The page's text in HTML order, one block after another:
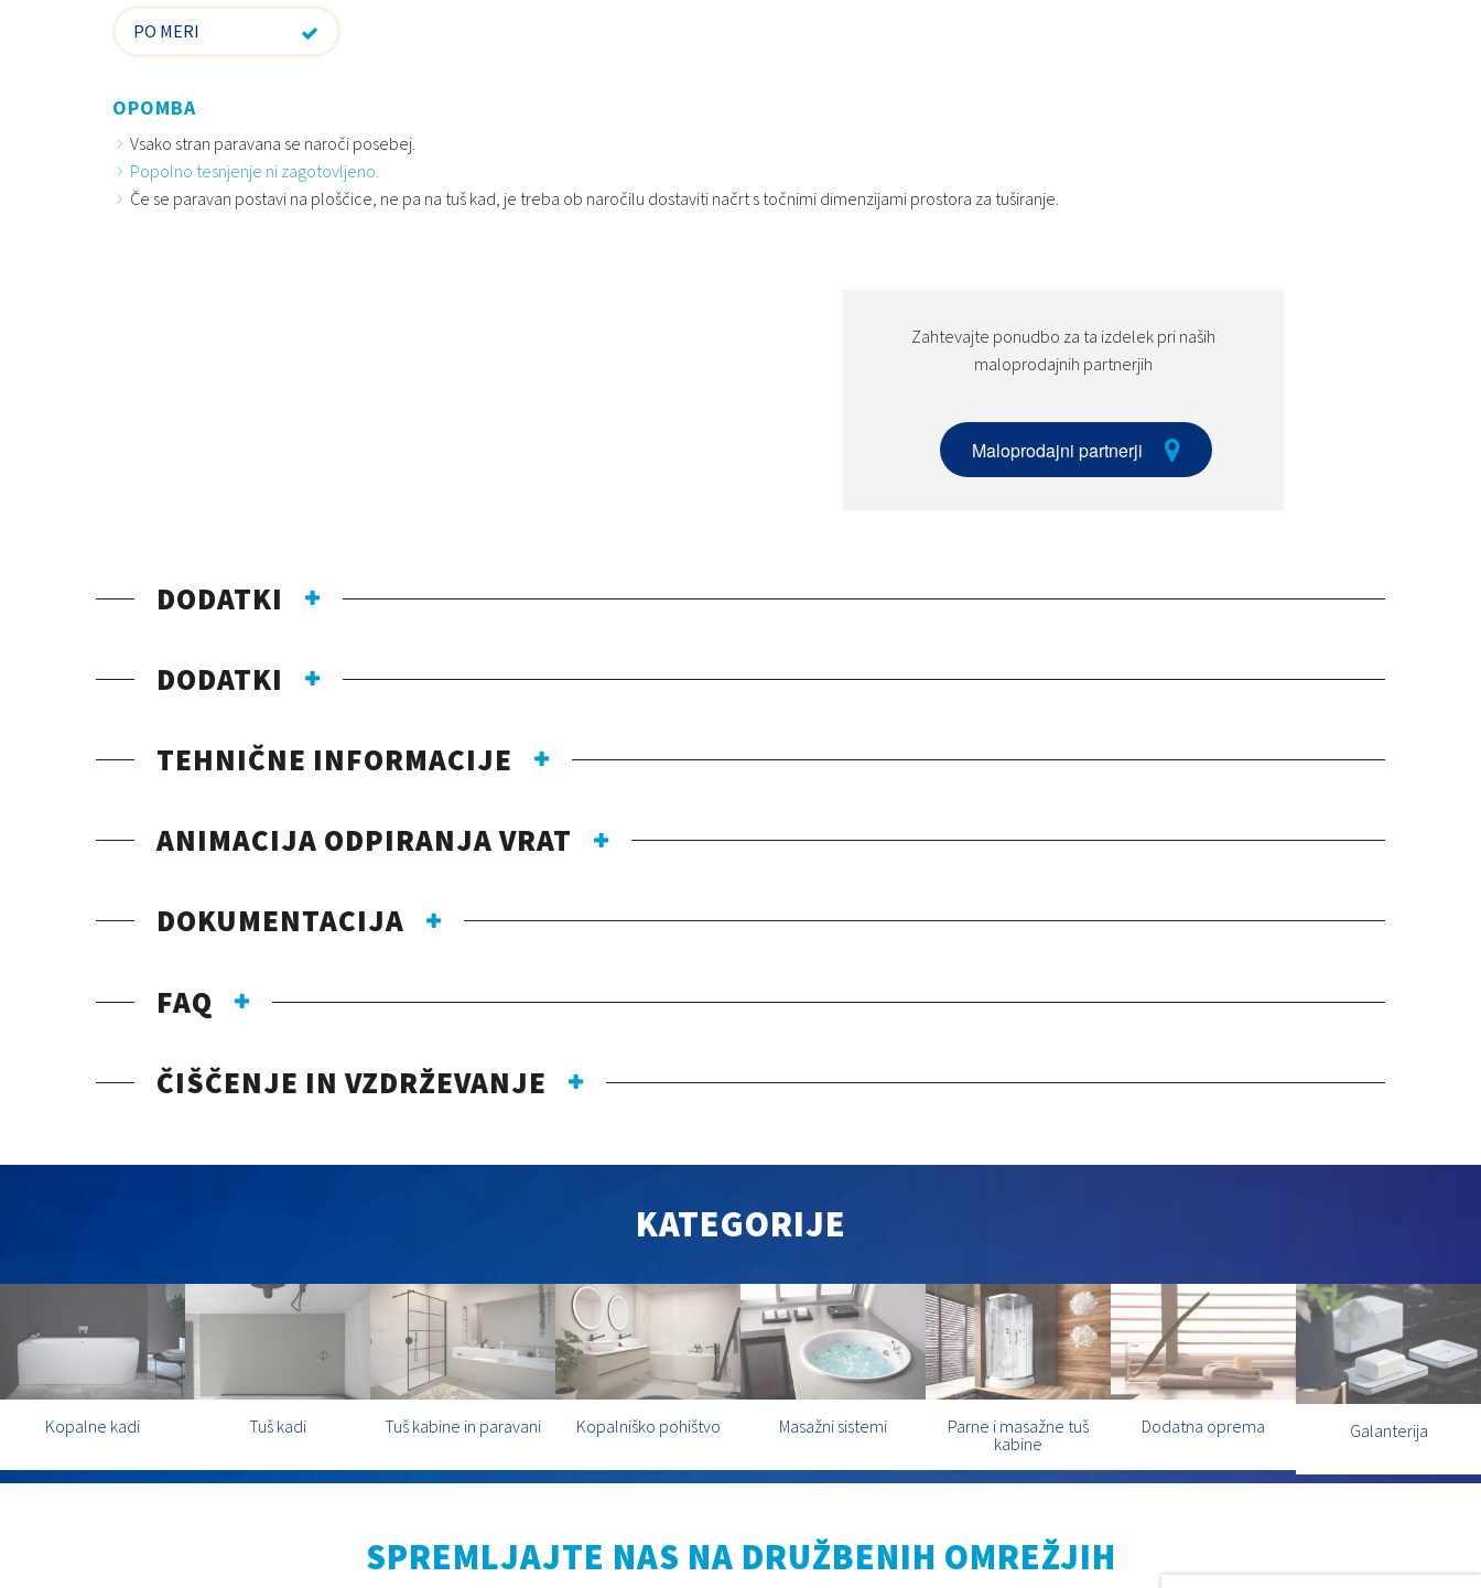
PO MERI
OPOMBA
Vsako stran paravana se naroči posebej.
Popolno tesnjenje ni zagotovljeno.
Če se paravan postavi na ploščice, ne pa na tuš kad, je treba ob naročilu dostaviti načrt s točnimi dimenzijami prostora za tuširanje.
Zahtevajte ponudbo za ta izdelek pri naših
maloprodajnih partnerjih
Maloprodajni partnerji
DODATKI
DODATKI
TEHNIČNE INFORMACIJE
ANIMACIJA ODPIRANJA VRAT
DOKUMENTACIJA
FAQ
ČIŠČENJE IN VZDRŽEVANJE
KATEGORIJE
Kopalne kadi Tuš kadi Tuš kabine in paravani Kopalniško pohištvo Masažni sistemi
Parne i masažne tuš
kabine
Dodatna oprema Galanterija
SPREMLJAJTE NAS NA DRUŽBENIH OMREŽJIH